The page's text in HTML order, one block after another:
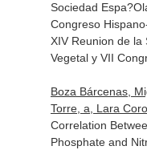
Sociedad
Congreso
XIV Reunion de la
Vegetal y VII
Boza Bárcenas,
Torre, a, Lara
Correlation
Phosphate and